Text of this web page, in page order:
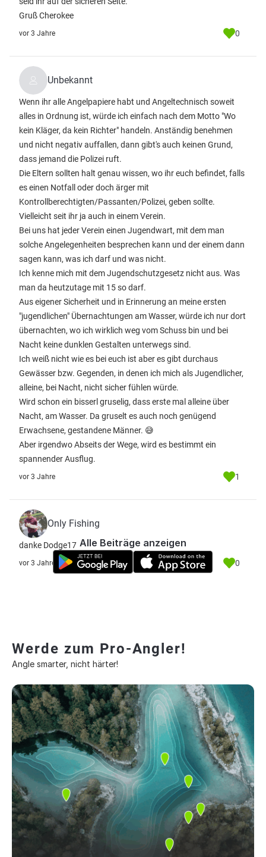
Gruß Cherokee
vor 3 Jahre 0
Unbekannt
Wenn ihr alle Angelpapiere habt und Angeltechnisch soweit
alles in Ordnung ist, würde ich einfach nach dem Motto "Wo
kein Kläger, da kein Richter" handeln. Anständig benehmen
und nicht negativ auffallen, dann gibt's auch keinen Grund,
dass jemand die Polizei ruft.
Die Eltern sollten halt genau wissen, wo ihr euch befindet, falls
es einen Notfall oder doch ärger mit
Kontrollberechtigten/Passanten/Polizei, geben sollte.
Vielleicht seit ihr ja auch in einem Verein.
Bei uns hat jeder Verein einen Jugendwart, mit dem man
solche Angelegenheiten besprechen kann und der einem dann
sagen kann, was ich darf und was nicht.
Ich kenne mich mit dem Jugendschutzgesetz nicht aus. Was
man da heutzutage mit 15 so darf.
Aus eigener Sicherheit und in Erinnerung an meine ersten
"jugendlichen" Übernachtungen am Wasser, würde ich nur dort
übernachten, wo ich wirklich weg vom Schuss bin und bei
Nacht keine dunklen Gestalten unterwegs sind.
Ich weiß nicht wie es bei euch ist aber es gibt durchaus
Gewässer bzw. Gegenden, in denen ich mich als Jugendlicher,
alleine, bei Nacht, nicht sicher fühlen würde.
Wird schon ein bisserl gruselig, dass erste mal alleine über
Nacht, am Wasser. Da gruselt es auch noch genügend
Erwachsene, gestandene Männer. 😅
Aber irgendwo Abseits der Wege, wird es bestimmt ein
spannender Ausflug.
vor 3 Jahre 1
Only Fishing
danke Dodge17
vor 3 Jahre 0
Alle Beiträge anzeigen
Werde zum Pro-Angler!
Angle smarter, nicht härter!